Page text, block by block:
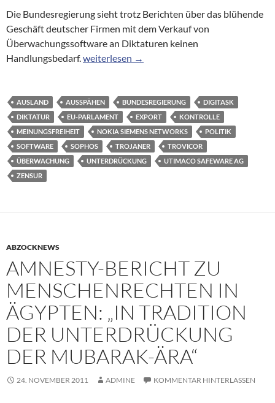
Die Bundesregierung sieht trotz Berichten über das blühende
Geschäft deutscher Firmen mit dem Verkauf von
Überwachungssoftware an Diktaturen keinen
Handlungsbedarf.Bundesregierung hält an Export von
weiterlesen →
AUSLAND AUSSPÄHEN BUNDESREGIERUNG
DIGITASK
DIKTATUR
EU-PARLAMENT EXPORT
KONTROLLE
MEINUNGSFREIHEIT
NOKIA SIEMENS NETWORKS
POLITIK
SOFTWARE
SOPHOS TROJANER
TROVICOR
ÜBERWACHUNG
UNTERDRÜCKUNG
UTIMACO SAFEWARE AG
ZENSUR
ABZOCKNEWS
AMNESTY-BERICHT ZU
MENSCHENRECHTEN IN
ÄGYPTEN: „IN TRADITION
DER UNTERDRÜCKUNG
DER MUBARAK-ÄRA“
24. NOVEMBER 2011 ADMINE KOMMENTAR HINTERLASSEN